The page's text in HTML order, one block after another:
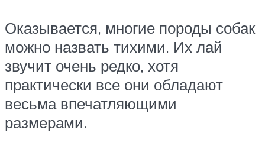
Оказывается, многие породы собак
можно назвать тихими. Их лай
звучит очень редко, хотя
практически все они обладают
весьма впечатляющими
размерами.